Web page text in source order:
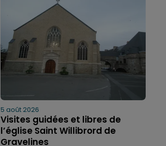
5 août 2026
Visites guidées et libres de
l’église Saint Willibrord de
Gravelines